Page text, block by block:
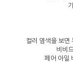
컬러 염색을 보면
비비
페어 아일